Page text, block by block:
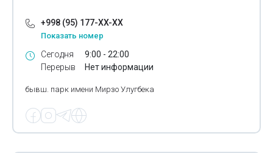
Парки культуры
Пиццерии
Путевки в детские лагеря
Путевки в санатории
+998 (95) 177-XX-XX
Показать номер
Сегодня
Перерыв
9:00 - 22:00
Нет информации
бывш. парк имени Мирзо Улугбека